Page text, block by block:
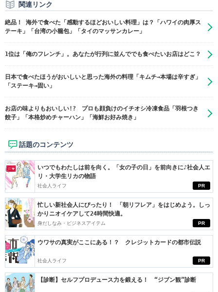
関連リンク
絶品！ 海外で食べた「感動するほどおいしい料理」は？「ハワイの肉厚ス
テーキ」「台湾の小籠包」「タイのマッサンカレー」
1位は「俺のフレンチ」。あなたが行列に並んででも食べたいお店はどこ？
日本で食べたほうがおいしいと思った海外の料理「キムチ→本場は辛すぎ」
「ステーキ→固い」
お店の味よりもおいしい!? プロも顔負けのイチオシ冷凍食品「羽根つき
餃子」「本格炒めチャーハン」「海鮮お好み焼き」
話題のコンテンツ
PR
いつでもわたしは前を向く。「女の子の日」を前向きに♪社会人エ
リ・大学生リカの物語
社会人ライフ
PR
忙しい新社会人にぴったり！ 「朝リフレア」をはじめよう。しっ
かりニオイケアして24時間快適。
身だしなみ・ビジネスアイテム
PR
ウワサの真実がここにある！？ クレジットカードの都市伝説
社会人ライフ
【診断】セルフプロデュース力を鍛える！ “ジブン観”診断